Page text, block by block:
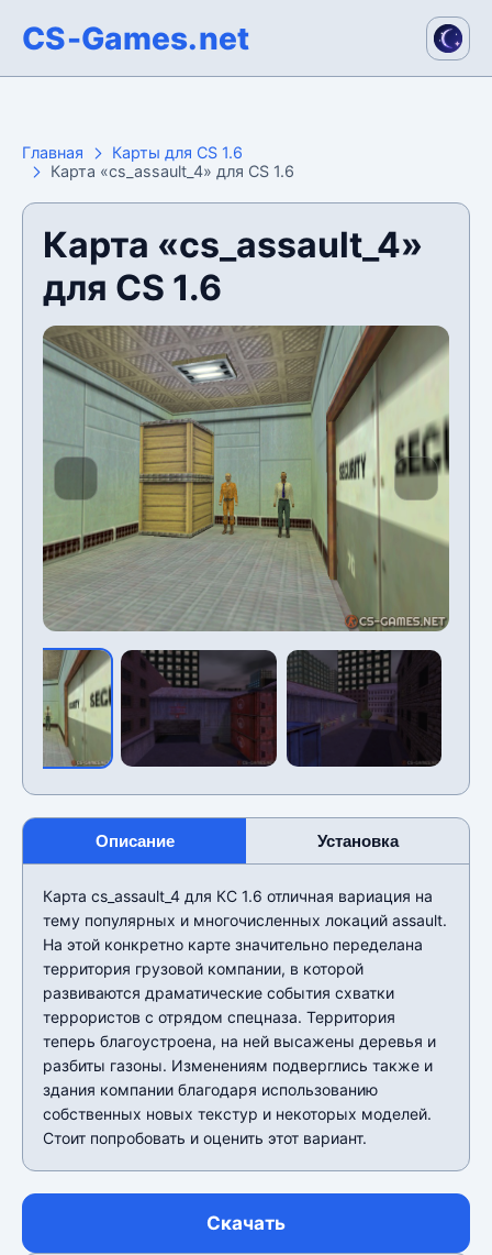
CS-Games.net
Главная
Карты для CS 1.6
Карта «cs_assault_4» для CS 1.6
Карта «cs_assault_4»
для CS 1.6
Описание Установка
Карта cs_assault_4 для КС 1.6 отличная вариация на
тему популярных и многочисленных локаций assault.
На этой конкретно карте значительно переделана
территория грузовой компании, в которой
развиваются драматические события схватки
террористов с отрядом спецназа. Территория
теперь благоустроена, на ней высажены деревья и
разбиты газоны. Изменениям подверглись также и
здания компании благодаря использованию
собственных новых текстур и некоторых моделей.
Стоит попробовать и оценить этот вариант.
Скачать